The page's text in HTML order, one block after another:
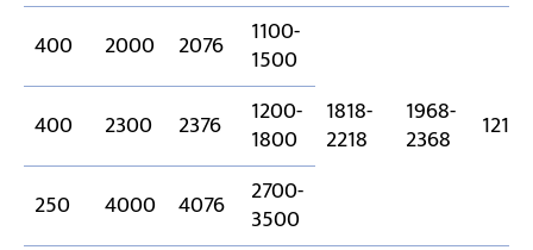
400
2000 2076 1100-
1500
1818-
2218
1968-
2368 1215
400 2300 2376 1200-
1800
250
4000 4076 2700-
3500